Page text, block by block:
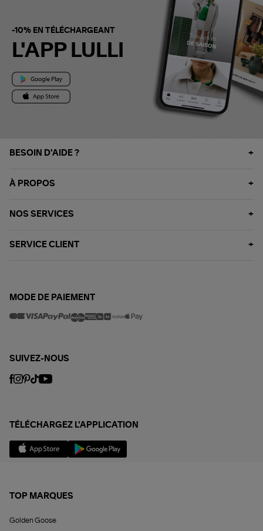
-10% EN TÉLÉCHARGEANT
L'APP LULLI
BESOIN D'AIDE ?
À PROPOS
NOS SERVICES
SERVICE CLIENT
MODE DE PAIEMENT
SUIVEZ-NOUS
TÉLÉCHARGEZ L'APPLICATION
TOP MARQUES
Golden Goose